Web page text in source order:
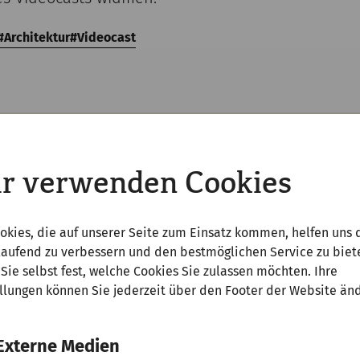
verwenden Cookies
die auf unserer Seite zum Einsatz kommen, helfen uns
zu verbessern und den bestmöglichen Service zu
selbst fest, welche Cookies Sie zulassen möchten. Ihre
können Sie jederzeit über den Footer der Website
Medien
Architektur Videocast
Quelle in den Cookie-Einstellungen
Akzeptieren